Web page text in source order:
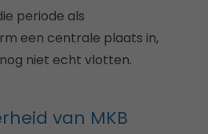
periode als
een centrale plaats in,
niet echt vlotten.
van MKB